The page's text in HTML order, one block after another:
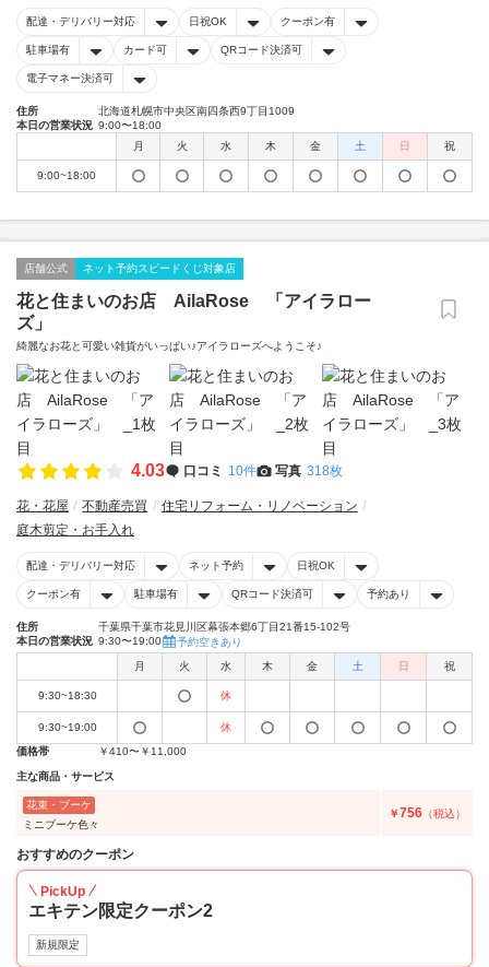
配達・デリバリー対応 日祝OK クーポン有
駐車場有 カード可 QRコード決済可
電子マネー決済可
住所
北海道札幌市中央区南四条西9丁目1009
本日の営業状況 9:00〜18:00
月
火 水 木 金 土 日 祝
9:00~18:00
店舗公式 ネット予約スピードくじ対象店
花と住まいのお店 AilaRose 「アイラロー
ズ」
綺麗なお花と可愛い雑貨がいっぱい♪アイラローズへようこそ♪
4.03 口コミ 10件 写真 318枚
花・花屋 不動産売買
住宅リフォーム・リノベーション
庭木剪定・お手入れ
配達・デリバリー対応 ネット予約 日祝OK
クーポン有 駐車場有 QRコード決済可 予約あり
住所
千葉県千葉市花見川区幕張本郷6丁目21番15-102号
本日の営業状況 9:30〜19:00 予約空きあり
月 火 水 木 金 土 日 祝
9:30~18:30 休
9:30~19:00
休
価格帯
￥410〜￥11,000
主な商品・サービス
花束・ブーケ
ミニブーケ色々
￥756 （税込）
おすすめのクーポン
PickUp
エキテン限定クーポン2
新規限定